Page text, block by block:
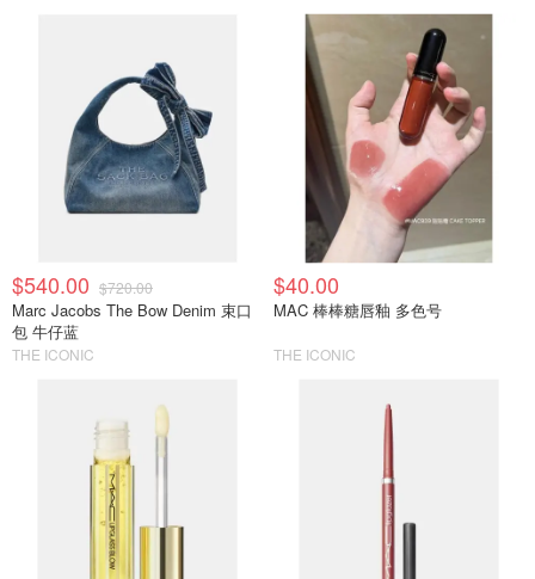
$540.00 $720.00
Marc Jacobs The Bow Denim 束口
包 牛仔蓝
THE ICONIC
$40.00
MAC 棒棒糖唇釉 多色号
THE ICONIC